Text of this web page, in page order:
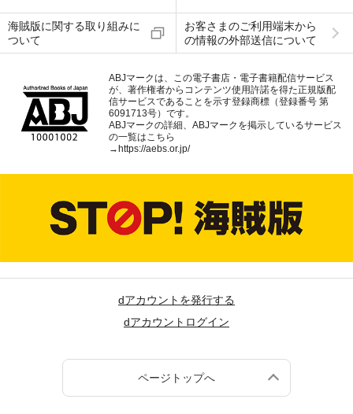
海賊版に関する取り組みに
ついて
お客さまのご利用端末から
の情報の外部送信について
ABJマークは、この電子書店・電子書籍配信サービス
が、著作権者からコンテンツ使用許諾を得た正規版配
信サービスであることを示す登録商標（登録番号 第
6091713号）です。
ABJマークの詳細、ABJマークを掲示しているサービス
の一覧はこちら
→https://aebs.or.jp/
dアカウントを発行する
dアカウントログイン
ページトップへ